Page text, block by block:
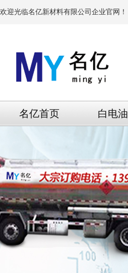
欢迎光临名亿新材料有限公司企业官网！
名亿首页 白电油